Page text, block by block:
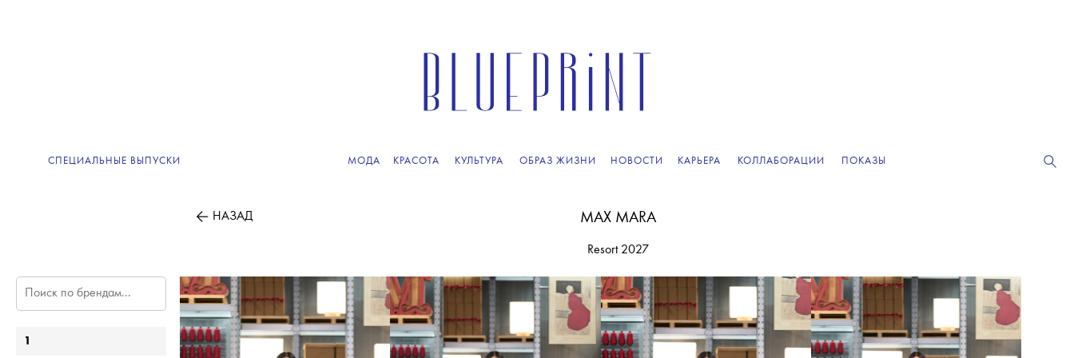
СПЕЦИАЛЬНЫЕ ВЫПУСКИ МОДА КРАСОТА КУЛЬТУРА ОБРАЗ ЖИЗНИ НОВОСТИ КАРЬЕРА КОЛЛАБОРАЦИИ ПОКАЗЫ
ПОДПИСЫВАЙТЕСЬ НА НАШУ ВЕЧЕРНЮЮ РАССЫЛКУ
НАЗАД MAX MARA
Resort 2027
1